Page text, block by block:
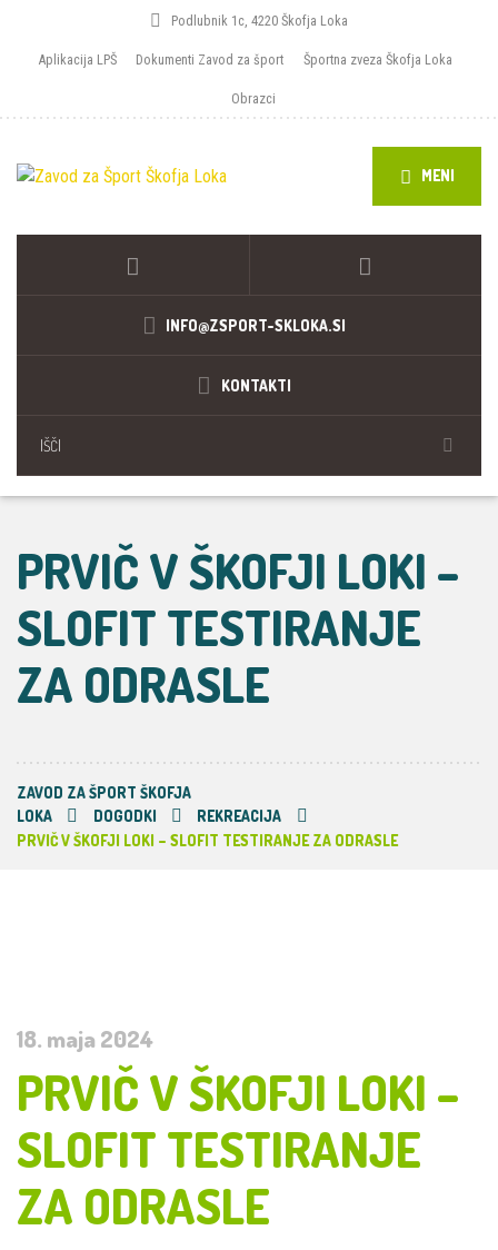
Podlubnik 1c, 4220 Škofja Loka
Aplikacija LPŠ Dokumenti Zavod za šport Športna zveza Škofja Loka
Obrazci
MENI
INFO@ZSPORT-SKLOKA.SI
KONTAKTI
PRVIČ V ŠKOFJI LOKI –
SLOFIT TESTIRANJE
ZA ODRASLE
ZAVOD ZA ŠPORT ŠKOFJA
LOKA
DOGODKI
REKREACIJA
PRVIČ V ŠKOFJI LOKI – SLOFIT TESTIRANJE ZA ODRASLE
18. maja 2024
PRVIČ V ŠKOFJI LOKI –
SLOFIT TESTIRANJE
ZA ODRASLE